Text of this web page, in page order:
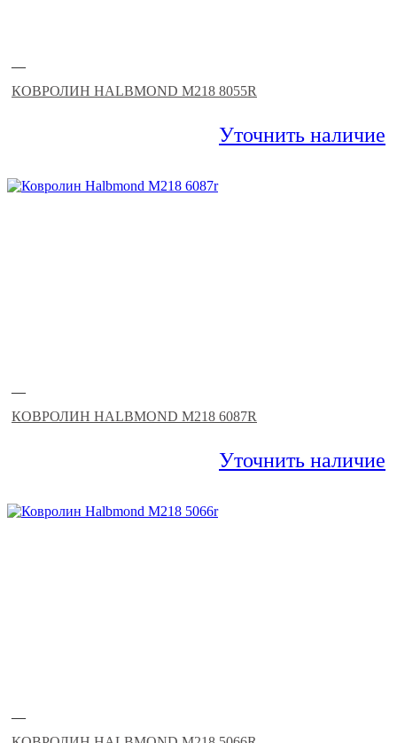
—
КОВРОЛИН HALBMOND M218 8055R
Уточнить наличие
—
КОВРОЛИН HALBMOND M218 6087R
Уточнить наличие
—